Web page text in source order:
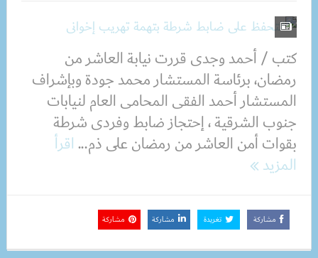
كتب / أحمد وجدى قررت نيابة العاشر من
رمضان، برئاسة المستشار محمد جودة وبإشراف
المستشار أحمد الفقى المحامى العام لنيابات
جنوب الشرقية ، إحتجاز ضابط وفردى شرطة
بقوات أمن العاشر من رمضان على ذم...اقرأ
المزيد
مشاركة تغريدة مشاركة مشاركة